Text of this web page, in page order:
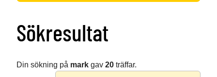
Sökresultat
Din sökning på markgav 20träffar.